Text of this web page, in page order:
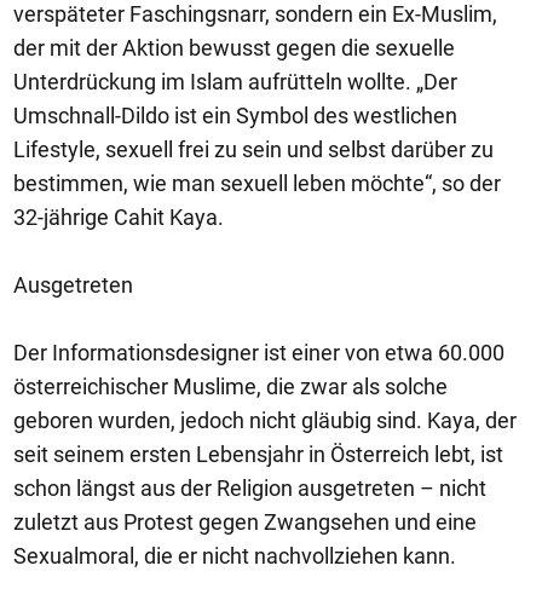
verspäteter Faschingsnarr, sondern ein Ex-Muslim,
der mit der Aktion bewusst gegen die sexuelle
Unterdrückung im Islam aufrütteln wollte. „Der
Umschnall-Dildo ist ein Symbol des westlichen
Lifestyle, sexuell frei zu sein und selbst darüber zu
bestimmen, wie man sexuell leben möchte“, so der
32-jährige Cahit Kaya.
Ausgetreten
Der Informationsdesigner ist einer von etwa 60.000
österreichischer Muslime, die zwar als solche
geboren wurden, jedoch nicht gläubig sind. Kaya, der
seit seinem ersten Lebensjahr in Österreich lebt, ist
schon längst aus der Religion ausgetreten – nicht
zuletzt aus Protest gegen Zwangsehen und eine
Sexualmoral, die er nicht nachvollziehen kann.